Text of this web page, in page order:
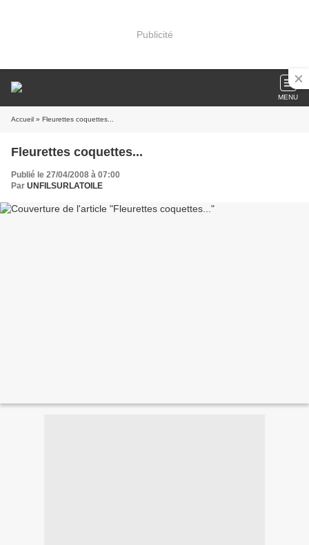
Publicité
MENU
Accueil » Fleurettes coquettes...
Fleurettes coquettes...
Publié le 27/04/2008 à 07:00
Par UNFILSURLATOILE